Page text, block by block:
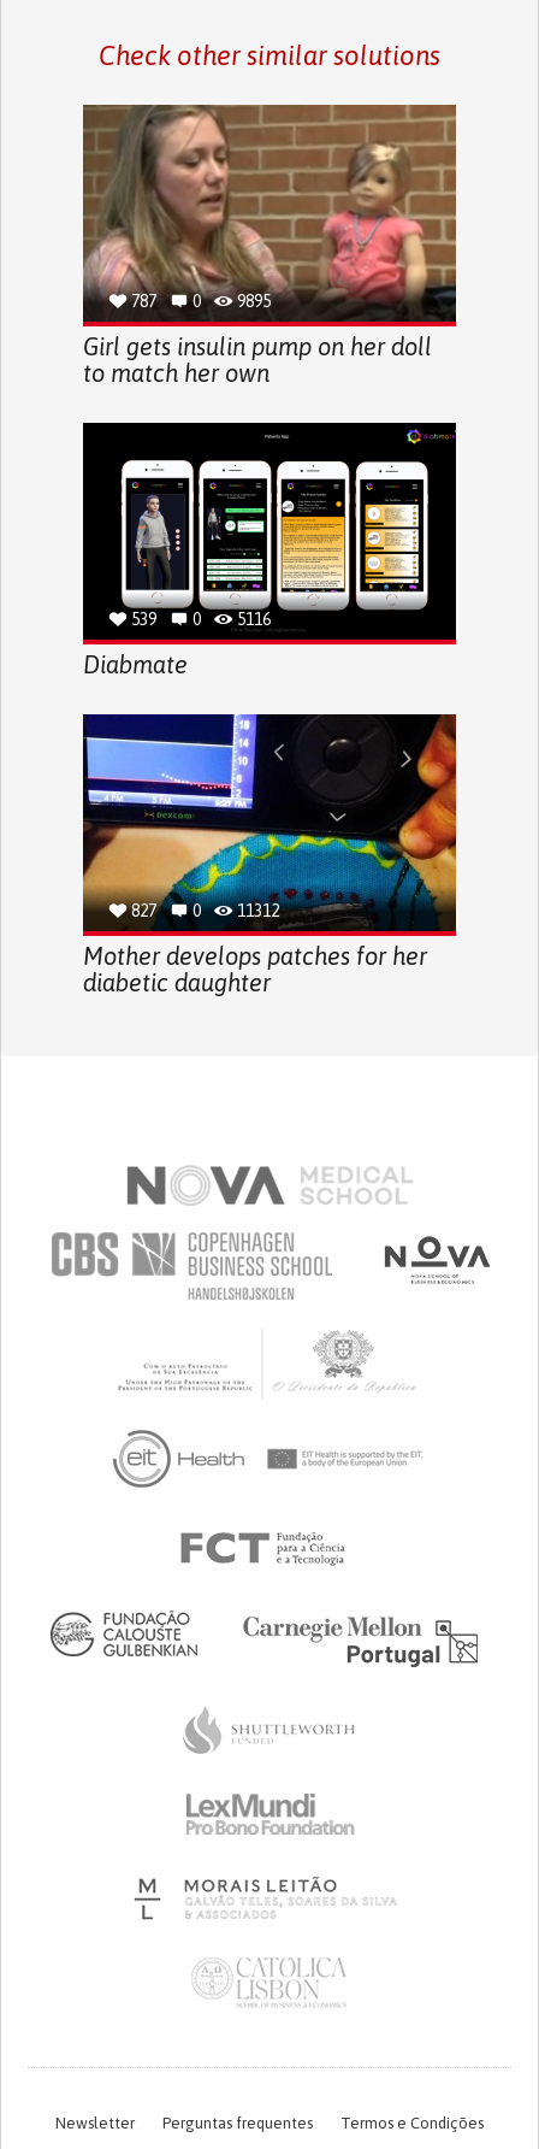
Check other similar solutions
787 0 9895
Girl gets insulin pump on her doll
to match her own
539 0 5116
Diabmate
827 0 11312
Mother develops patches for her
diabetic daughter
Newsletter Perguntas frequentes Termos e Condições